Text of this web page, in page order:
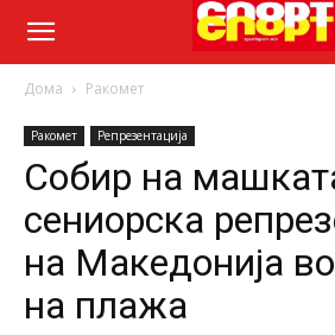
Дома Ракомет
Ракомет Репрезентација
Собир на
сениорска
на Македонија
на плажа